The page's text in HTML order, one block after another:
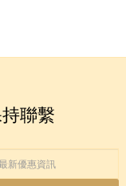
聯繫